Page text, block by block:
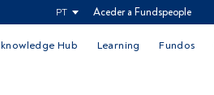
PT Aceder a Fundspeople
knowledge Hub Learning Fundos